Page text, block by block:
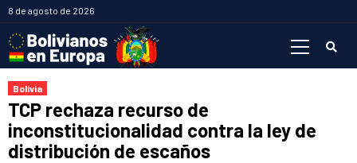
Saltar
contenido
8 de agosto de 2026
Bolivia
TCP rechaza recurso de
inconstitucionalidad contra la ley de
distribución de escaños